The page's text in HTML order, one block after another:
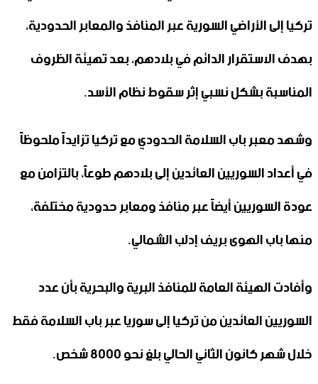
تركيا إلى الأراضي السورية عبر المنافذ والمعابر الحدودية،
بهدف الاستقرار الدائم في بلادهم، بعد تهيئة الظروف
المناسبة بشكل نسبي إثر سقوط نظام الأسد.
وشهد معبر باب السلامة الحدودي مع تركيا تزايداً ملحوظاً
في أعداد السوريين العائدين إلى بلادهم طوعاً، بالتزامن مع
عودة السوريين أيضاً عبر منافذ ومعابر حدودية مختلفة،
منها باب الهوى بريف إدلب الشمالي.
وأفادت الهيئة العامة للمنافذ البرية والبحرية بأن عدد
السوريين العائدين من تركيا إلى سوريا عبر باب السلامة فقط
خلال شهر كانون الثاني الحالي بلغ نحو 8000 شخص.